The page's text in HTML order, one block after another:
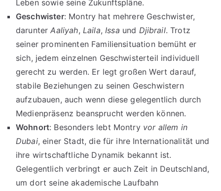
Leben sowie seine Zukunftspläne.
Geschwister: Montry hat mehrere Geschwister,
darunterAaliyah, Laila,Issa und Djibrail. Trotz
seiner prominenten Familiensituation bemüht er
sich, jedem einzelnen Geschwisterteil individuell
gerecht zu werden. Er legt großen Wert darauf,
stabile Beziehungen zu seinen Geschwistern
aufzubauen, auch wenn diese gelegentlich durch
Medienpräsenz beansprucht werden können.
Wohnort: Besonders lebt Montry vor allem in
Dubai, einer Stadt, die für ihre Internationalität und
ihre wirtschaftliche Dynamik bekannt ist.
Gelegentlich verbringt er auch Zeit in Deutschland,
um dort seine akademische Laufbahn